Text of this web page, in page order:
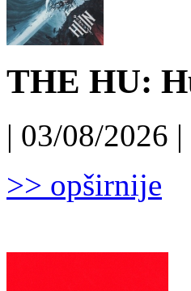
THE HU:
| 03/08/2026 |
>> opširnije